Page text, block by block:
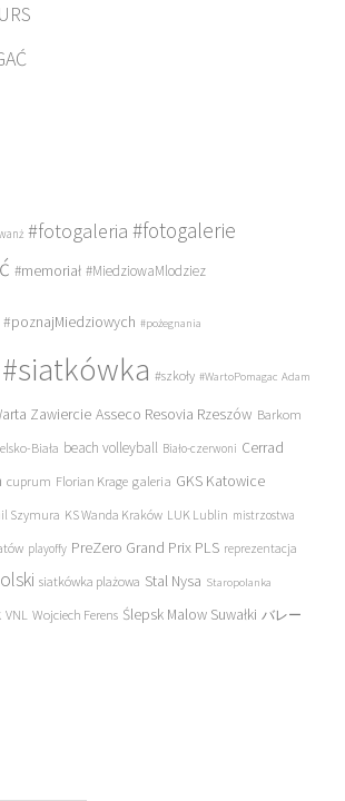
#fotogaleria #fotogalerie
#memoriał #MiedziowaMlodziez
#poznajMiedziowych #pożegnania
#siatkówka #szkoły #WartoPomagac Adam
Zawiercie Asseco Resovia Rzeszów Barkom
Biała beach volleyball Biało-czerwoni Cerrad
cuprum Florian Krage galeria GKS Katowice
Szymura KS Wanda Kraków LUK Lublin mistrzostwa
playoffy PreZero Grand Prix PLS reprezentacja
siatkówka plażowa Stal Nysa Staropolanka
VNL Wojciech Ferens Ślepsk Malow Suwałki バレー